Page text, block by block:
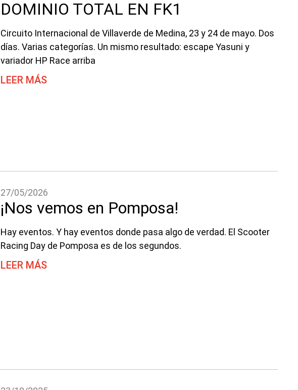
DOMINIO TOTAL EN FK1
Circuito Internacional de Villaverde de Medina, 23 y 24 de mayo. Dos
días. Varias categorías. Un mismo resultado: escape Yasuni y
variador HP Race arriba
LEER MÁS
¡Nos vemos en Pomposa!
27/05/2026
Hay eventos. Y hay eventos donde pasa algo de verdad. El Scooter
Racing Day de Pomposa es de los segundos.
LEER MÁS